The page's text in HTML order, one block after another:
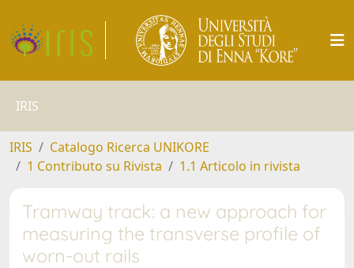
IRIS
IRIS
Catalogo Ricerca UNIKORE
1 Contributo su Rivista
1.1 Articolo in rivista
Tramway track: a new approach for
measuring the transverse profile of
worn-out rails